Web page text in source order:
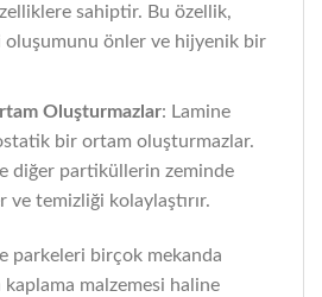
sahiptir. Bu özellik,
oluşumunu önler ve hijyenik bir
Oluşturmazlar: Lamine
bir ortam oluşturmazlar.
diğer partiküllerin zeminde
ve temizliği kolaylaştırır.
parkeleri birçok mekanda
malzemesi haline